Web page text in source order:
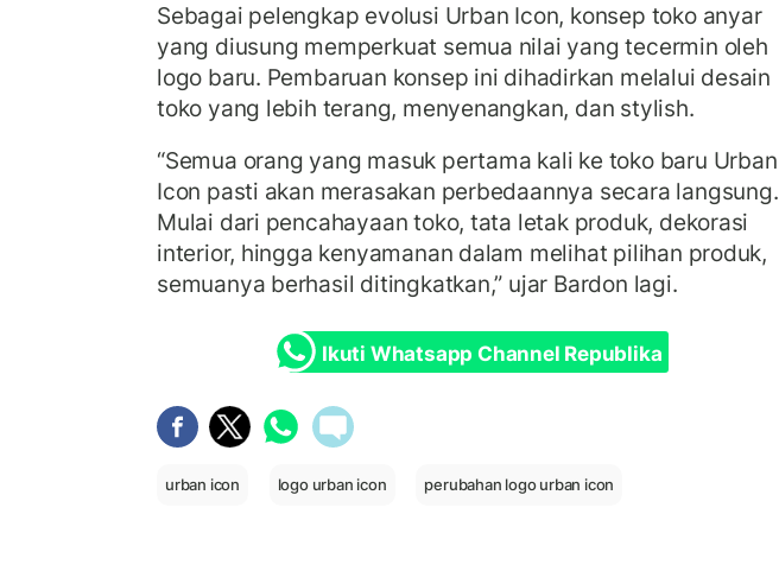
Sebagai pelengkap evolusi Urban Icon, konsep toko anyar
yang diusung memperkuat semua nilai yang tecermin oleh
logo baru. Pembaruan konsep ini dihadirkan melalui desain
toko yang lebih terang, menyenangkan, dan stylish.
“Semua orang yang masuk pertama kali ke toko baru Urban
Icon pasti akan merasakan perbedaannya secara langsung.
Mulai dari pencahayaan toko, tata letak produk, dekorasi
interior, hingga kenyamanan dalam melihat pilihan produk,
semuanya berhasil ditingkatkan,” ujar Bardon lagi.
Ikuti Whatsapp Channel Republika
urban icon logo urban icon perubahan logo urban icon